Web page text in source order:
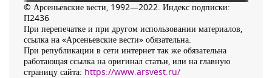
© Арсеньевские вести, 1992—2022. Индекс подписки:
П2436
При перепечатке и при другом использовании материалов,
ссылка на «Арсеньевские вести» обязательна.
При републикации в сети интернет так же обязательна
работающая ссылка на оригинал статьи, или на главную
страницу сайта: https://www.arsvest.ru/